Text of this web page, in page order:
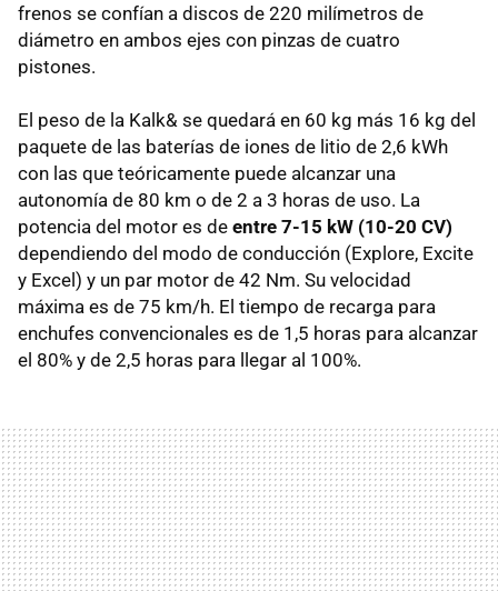
frenos se confían a discos de 220 milímetros de
diámetro en ambos ejes con pinzas de cuatro
pistones.
El peso de la Kalk& se quedará en 60 kg más 16 kg del
paquete de las baterías de iones de litio de 2,6 kWh
con las que teóricamente puede alcanzar una
autonomía de 80 km o de 2 a 3 horas de uso. La
potencia del motor es de entre 7-15 kW (10-20 CV)
dependiendo del modo de conducción (Explore, Excite
y Excel) y un par motor de 42 Nm. Su velocidad
máxima es de 75 km/h. El tiempo de recarga para
enchufes convencionales es de 1,5 horas para alcanzar
el 80% y de 2,5 horas para llegar al 100%.